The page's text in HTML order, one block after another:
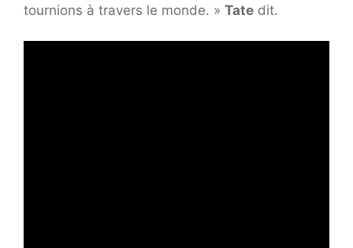
tournions à travers le monde. » Tate dit.